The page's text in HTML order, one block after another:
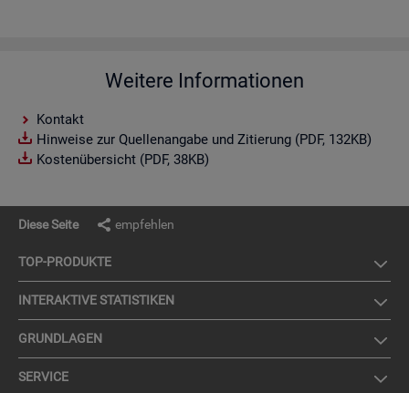
Weitere Informationen
Kontakt
Hinweise zur Quellenangabe und Zitierung (PDF, 132KB)
Kostenübersicht (PDF, 38KB)
Diese Seite empfehlen
TOP-PRO­DUK­TE
IN­TER­AK­TI­VE STA­TIS­TI­KEN
GRUND­LA­GEN
SER­VICE